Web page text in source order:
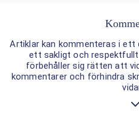
Artiklar kan kommenteras i ett
ett sakligt och
förbehåller sig rätten att
kommentarer och förhindra